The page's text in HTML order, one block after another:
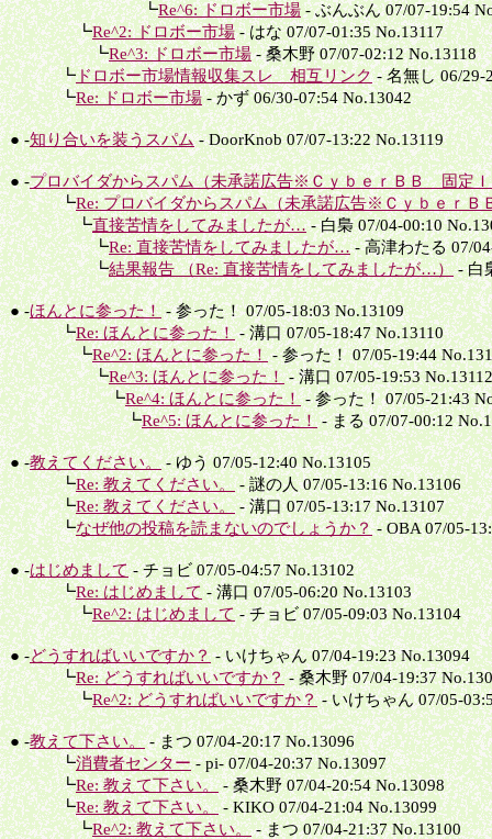
┗Re^6: ドロボー市場- ぶんぶん 07/07-19:54
┗Re^2: ドロボー市場- はな 07/07-01:35 No.13117
┗Re^3: ドロボー市場- 桑木野 07/07-02:12 No.13118
┗ドロボー市場情報収集スレ 相互リンク- 名無し 06/29-
┗Re: ドロボー市場- かず 06/30-07:54 No.13042
● -知り合いを装うスパム- DoorKnob 07/07-13:22 No.13119
● -プロバイダからスパム（未承諾広告※ＣｙｂｅｒＢＢ 固定
┗Re: プロバイダからスパム（未承諾広告※Ｃｙｂｅｒ
┗直接苦情をしてみましたが…- 白梟 07/04-00:10
┗Re: 直接苦情をしてみましたが…- 高津わたる 07/
┗結果報告 （Re: 直接苦情をしてみましたが…）- 白
● -ほんとに参った！- 参った！ 07/05-18:03 No.13109
┗Re: ほんとに参った！- 溝口 07/05-18:47 No.13110
┗Re^2: ほんとに参った！- 参った！ 07/05-19:44
┗Re^3: ほんとに参った！- 溝口 07/05-19:53 No.13112
┗Re^4: ほんとに参った！- 参った！ 07/05-21:43
┗Re^5: ほんとに参った！- まる 07/07-00:12
● -教えてください。- ゆう 07/05-12:40 No.13105
┗Re: 教えてください。- 謎の人 07/05-13:16 No.13106
┗Re: 教えてください。- 溝口 07/05-13:17 No.13107
┗なぜ他の投稿を読まないのでしょうか？- OBA 07/05-
● -はじめまして- チョビ 07/05-04:57 No.13102
┗Re: はじめまして- 溝口 07/05-06:20 No.13103
┗Re^2: はじめまして- チョビ 07/05-09:03 No.13104
● -どうすればいいですか？- いけちゃん 07/04-19:23 No.13094
┗Re: どうすればいいですか？- 桑木野 07/04-19:37
┗Re^2: どうすればいいですか？- いけちゃん 07/05-
● -教えて下さい。- まつ 07/04-20:17 No.13096
┗消費者センター- pi- 07/04-20:37 No.13097
┗Re: 教えて下さい。- 桑木野 07/04-20:54 No.13098
┗Re: 教えて下さい。- KIKO 07/04-21:04 No.13099
┗Re^2: 教えて下さい。- まつ 07/04-21:37 No.13100